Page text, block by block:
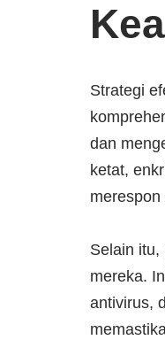
Strategi
dan
ketat,
Selain itu,
mereka.
antivirus,